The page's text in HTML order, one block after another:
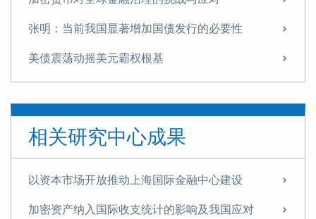
张明：当前我国显著增加国债发行的必要性
美债震荡动摇美元霸权根基
全球数字经济发展指数报告（TIMG 2024）出版
数字货币对国际金融体系的重构
相关研究中心成果
以资本市场开放推动上海国际金融中心建设
加密资产纳入国际收支统计的影响及我国应对